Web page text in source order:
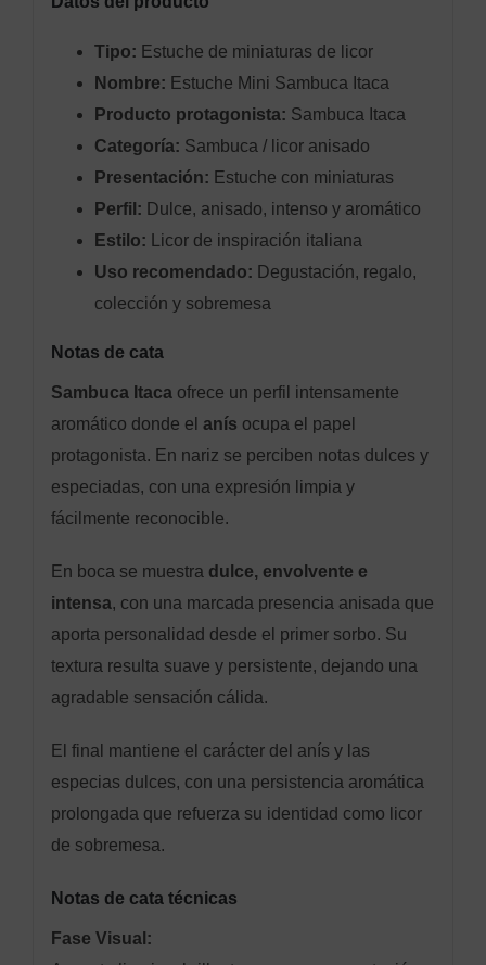
Tipo: Estuche de miniaturas de licor
Nombre: Estuche Mini Sambuca Itaca
Producto protagonista: Sambuca Itaca
Categoría: Sambuca / licor anisado
Presentación: Estuche con miniaturas
Perfil: Dulce, anisado, intenso y aromático
Estilo: Licor de inspiración italiana
Uso recomendado: Degustación, regalo,
colección y sobremesa
Notas de cata
Sambuca Itacaofrece un perfil intensamente
aromático donde el anís ocupa el papel
protagonista. En nariz se perciben notas dulces y
especiadas, con una expresión limpia y
fácilmente reconocible.
En boca se muestra dulce, envolvente e
intensa, con una marcada presencia anisada que
aporta personalidad desde el primer sorbo. Su
textura resulta suave y persistente, dejando una
agradable sensación cálida.
El final mantiene el carácter del anís y las
especias dulces, con una persistencia aromática
prolongada que refuerza su identidad como licor
de sobremesa.
Notas de cata técnicas
Fase Visual: